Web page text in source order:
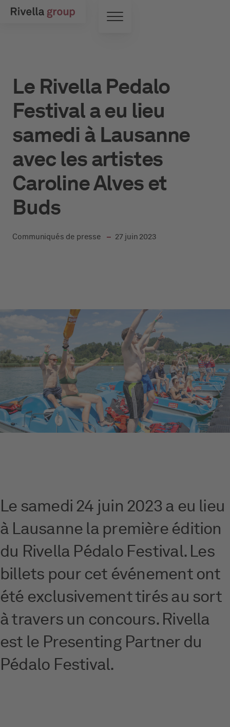
Skip to main content
Commutateur de menu
Le Rivella Pedalo
Festival a eu lieu
samedi à Lausanne
avec les artistes
Caroline Alves et
Buds
dans
Communiqués de presse 27 juin 2023
Le samedi 24 juin 2023 a eu lieu
à Lausanne la première édition
du Rivella Pédalo Festival. Les
billets pour cet événement ont
été exclusivement tirés au sort
à travers un concours. Rivella
est le Presenting Partner du
Pédalo Festival.